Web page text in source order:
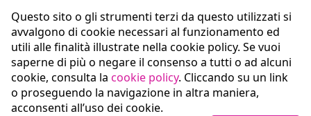
Questo sito o gli strumenti terzi da questo utilizzati si
avvalgono di cookie necessari al funzionamento ed
utili alle finalità illustrate nella cookie policy. Se vuoi
saperne di più o negare il consenso a tutti o ad alcuni
cookie, consulta la cookie policy. Cliccando su un link
o proseguendo la navigazione in altra maniera,
acconsenti all’uso dei cookie.